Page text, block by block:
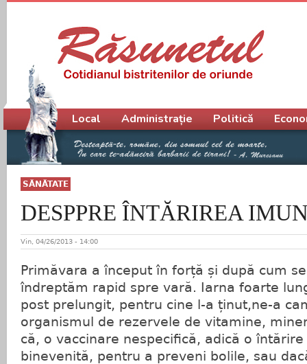
SĂNĂTATE
DESPPRE ÎNTĂRIREA
Vin, 04/26/2013 - 14:00
Primăvara a început în forță și după cum
îndreptăm rapid spre vară. Iarna foarte
post prelungit, pentru cine l-a ținut,ne-a
organismul de rezervele de vitamine,
că, o vaccinare nespecifică, adică o
binevenită, pentru a preveni bolile, sau
Meniu principal
Local Administrație Politică